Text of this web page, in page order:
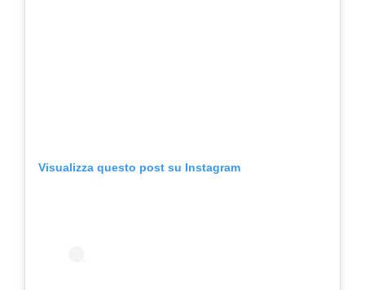
Visualizza questo post su Instagram